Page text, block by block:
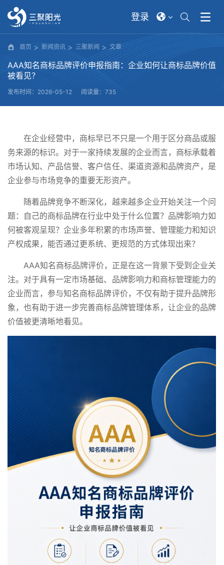
登录
首页 新闻资讯 三聚新闻 文章
AAA知名商标品牌评价申报指南：企业如何让商标品牌价值
被看见？
发布时间：2026-05-12 阅读量：735
在企业经营中，商标早已不只是一个用于区分商品或服
务来源的标识。对于一家持续发展的企业而言，商标承载着
市场认知、产品信誉、客户信任、渠道资源和品牌资产，是
企业参与市场竞争的重要无形资产。
随着品牌竞争不断深化，越来越多企业开始关注一个问
题：自己的商标品牌在行业中处于什么位置？品牌影响力如
何被客观呈现？企业多年积累的市场声誉、管理能力和知识
产权成果，能否通过更系统、更规范的方式体现出来？
AAA知名商标品牌评价，正是在这一背景下受到企业关
注。对于具有一定市场基础、品牌影响力和商标管理能力的
企业而言，参与知名商标品牌评价，不仅有助于提升品牌形
象，也有助于进一步完善商标品牌管理体系，让企业的品牌
价值被更清晰地看见。